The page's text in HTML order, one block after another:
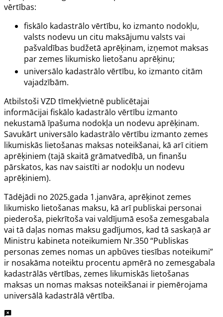
vērtības:
fiskālo kadastrālo vērtību, ko izmanto nodokļu,
valsts nodevu un citu maksājumu valsts vai
pašvaldības budžetā aprēķinam, izņemot maksas
par zemes likumisko lietošanu aprēķinu;
universālo kadastrālo vērtību, ko izmanto citām
vajadzībām.
Atbilstoši VZD tīmekļvietnē publicētajai
informācijai fiskālo kadastrālo vērtību izmanto
nekustamā īpašuma nodokļa un nodevu aprēķinam.
Savukārt universālo kadastrālo vērtību izmanto zemes
likumiskās lietošanas maksas noteikšanai, kā arī citiem
aprēķiniem (tajā skaitā grāmatvedībā, un finanšu
pārskatos, kas nav saistīti ar nodokļu un nodevu
aprēķiniem).
Tādējādi no 2025.gada 1.janvāra, aprēķinot zemes
likumisko lietošanas maksu, kā arī publiskai personai
piederoša, piekrītoša vai valdījumā esoša zemesgabala
vai tā daļas nomas maksu gadījumos, kad tā saskaņā ar
Ministru kabineta noteikumiem Nr.350“Publiskas
personas zemes nomas un apbūves tiesības noteikumi”
ir nosakāma noteiktu procentu apmērā no zemesgabala
kadastrālās vērtības, zemes likumiskās lietošanas
maksas un nomas maksas noteikšanai ir piemērojama
universālā kadastrālā vērtība.